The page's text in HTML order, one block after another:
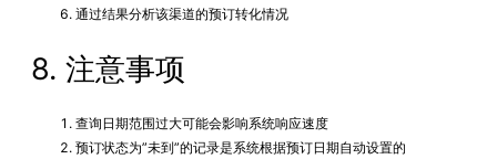
通过结果分析该渠道的预订转化情况
8. 注意事项
查询日期范围过大可能会影响系统响应速度
预订状态为”未到”的记录是系统根据预订日期自动设置的